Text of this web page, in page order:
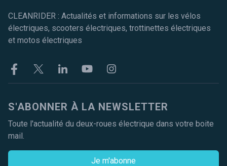
CLEANRIDER : Actualités et informations sur les vélos
électriques, scooters électriques, trottinettes électriques
et motos électriques
FacebookTwitter LinkekinYoutubeInstagram
S'ABONNER À LA NEWSLETTER
Toute l'actualité du deux-roues électrique dans votre boite
mail.
Je m'abonne